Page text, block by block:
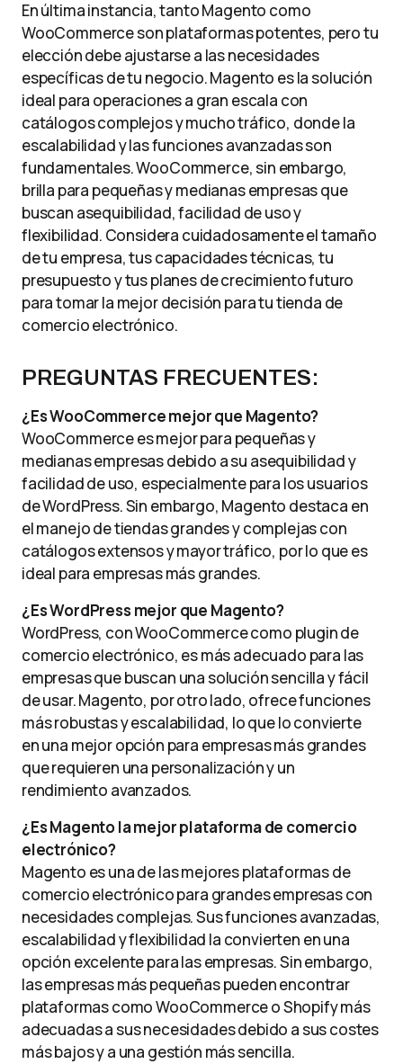
En última instancia, tanto Magento como
WooCommerce son plataformas potentes, pero tu
elección debe ajustarse a las necesidades
específicas de tu negocio. Magento es la solución
ideal para operaciones a gran escala con
catálogos complejos y mucho tráfico, donde la
escalabilidad y las funciones avanzadas son
fundamentales. WooCommerce, sin embargo,
brilla para pequeñas y medianas empresas que
buscan asequibilidad, facilidad de uso y
flexibilidad. Considera cuidadosamente el tamaño
de tu empresa, tus capacidades técnicas, tu
presupuesto y tus planes de crecimiento futuro
para tomar la mejor decisión para tu tienda de
comercio electrónico.
PREGUNTAS FRECUENTES:
¿Es WooCommerce mejor que Magento?
WooCommerce es mejor para pequeñas y
medianas empresas debido a su asequibilidad y
facilidad de uso, especialmente para los usuarios
de WordPress. Sin embargo, Magento destaca en
el manejo de tiendas grandes y complejas con
catálogos extensos y mayor tráfico, por lo que es
ideal para empresas más grandes.
¿Es WordPress mejor que Magento?
WordPress, con WooCommerce como plugin de
comercio electrónico, es más adecuado para las
empresas que buscan una solución sencilla y fácil
de usar. Magento, por otro lado, ofrece funciones
más robustas y escalabilidad, lo que lo convierte
en una mejor opción para empresas más grandes
que requieren una personalización y un
rendimiento avanzados.
¿Es Magento la mejor plataforma de comercio
electrónico?
Magento es una de las mejores plataformas de
comercio electrónico para grandes empresas con
necesidades complejas. Sus funciones avanzadas,
escalabilidad y flexibilidad la convierten en una
opción excelente para las empresas. Sin embargo,
las empresas más pequeñas pueden encontrar
plataformas como WooCommerce o Shopify más
adecuadas a sus necesidades debido a sus costes
más bajos y a una gestión más sencilla.